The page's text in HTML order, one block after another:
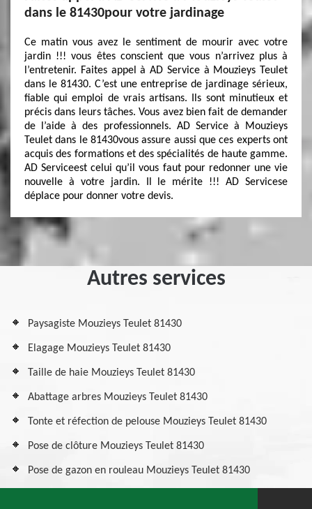
dans le 81430pour votre jardinage
Ce matin vous avez le sentiment de mourir avec votre
jardin !!! vous êtes conscient que vous n’arrivez plus à
l’entretenir. Faites appel à AD Service à Mouzieys Teulet
dans le 81430. C’est une entreprise de jardinage sérieux,
fiable qui emploi de vrais artisans. Ils sont minutieux et
précis dans leurs tâches. Vous avez bien fait de demander
de l’aide à des professionnels. AD Service à Mouzieys
Teulet dans le 81430vous assure aussi que ces experts ont
acquis des formations et des spécialités de haute gamme.
AD Serviceest celui qu’il vous faut pour redonner une vie
nouvelle à votre jardin. Il le mérite !!! AD Servicese
déplace pour donner votre devis.
Autres services
Paysagiste Mouzieys Teulet 81430
Elagage Mouzieys Teulet 81430
Taille de haie Mouzieys Teulet 81430
Abattage arbres Mouzieys Teulet 81430
Tonte et réfection de pelouse Mouzieys Teulet 81430
Pose de clôture Mouzieys Teulet 81430
Pose de gazon en rouleau Mouzieys Teulet 81430